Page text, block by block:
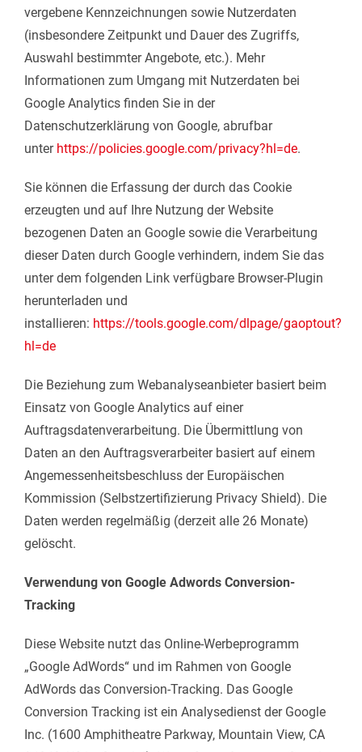
vergebene Kennzeichnungen sowie Nutzerdaten
(insbesondere Zeitpunkt und Dauer des Zugriffs,
Auswahl bestimmter Angebote, etc.). Mehr
Informationen zum Umgang mit Nutzerdaten bei
Google Analytics finden Sie in der
Datenschutzerklärung von Google, abrufbar
unter https://policies.google.com/privacy?hl=de.
Sie können die Erfassung der durch das Cookie
erzeugten und auf Ihre Nutzung der Website
bezogenen Daten an Google sowie die Verarbeitung
dieser Daten durch Google verhindern, indem Sie das
unter dem folgenden Link verfügbare Browser-Plugin
herunterladen und
installieren: https://tools.google.com/dlpage/gaoptout?
hl=de
Die Beziehung zum Webanalyseanbieter basiert beim
Einsatz von Google Analytics auf einer
Auftragsdatenverarbeitung. Die Übermittlung von
Daten an den Auftragsverarbeiter basiert auf einem
Angemessenheitsbeschluss der Europäischen
Kommission (Selbstzertifizierung Privacy Shield). Die
Daten werden regelmäßig (derzeit alle 26 Monate)
gelöscht.
Verwendung von Google Adwords Conversion-
Tracking
Diese Website nutzt das Online-Werbeprogramm
„Google AdWords“ und im Rahmen von Google
AdWords das Conversion-Tracking. Das Google
Conversion Tracking ist ein Analysedienst der Google
Inc. (1600 Amphitheatre Parkway, Mountain View, CA